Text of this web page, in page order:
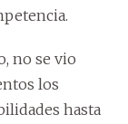
no se vio
los
hasta